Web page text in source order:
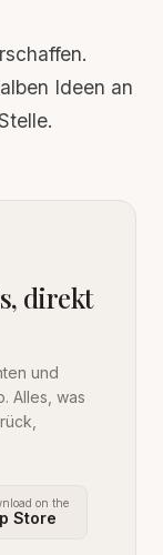
Ideen an
direkt
und
Alles, was
on the
Store